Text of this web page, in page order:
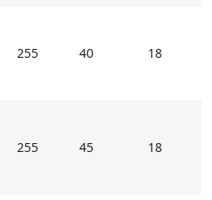
255 40 18
255 45 18